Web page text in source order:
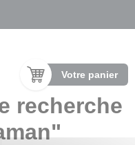
Votre panier
recherche